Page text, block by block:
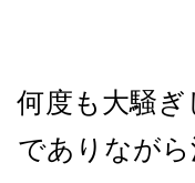
何度も大騒
でありなが